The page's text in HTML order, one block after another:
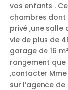
vos enfants .
chambres dont
privé ,une salle
vie de plus de
garage de 16
rangement que
,contacter Mme
sur l’agence de